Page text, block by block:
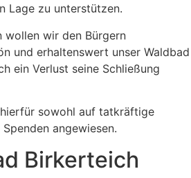
Lage zu unterstützen.
wollen wir den Bürgern
und erhaltenswert unser Waldbad
ein Verlust seine Schließung
sowohl auf tatkräftige
angewiesen.
Birkerteich